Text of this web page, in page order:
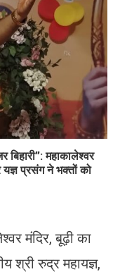
महाकालेश्वर
यज्ञ प्रसंग ने भक्तों को
मंदिर, बूढ़ी का
श्री रुद्र महायज्ञ,